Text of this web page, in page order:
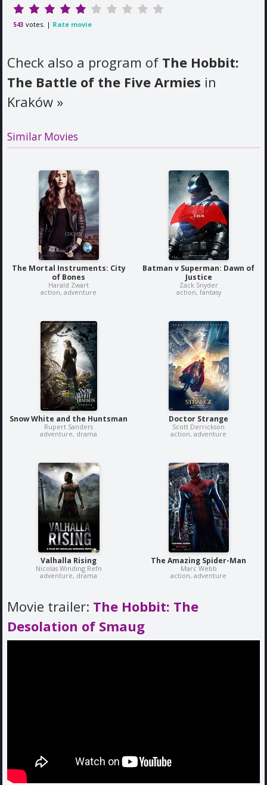
543 votes. | Rate movie
Check also a program of The Hobbit:
The Battle of the Five Armies in
Kraków »
Similar Movies
The Mortal Instruments: City
of Bones
Harald Zwart
action, adventure
Batman v Superman: Dawn of
Justice
Zack Snyder
action, fantasy
Snow White and the Huntsman
Rupert Sanders
adventure, drama
Doctor Strange
Scott Derrickson
action, adventure
Valhalla Rising
Nicolas Winding Refn
adventure, drama
The Amazing Spider-Man
Marc Webb
action, adventure
Movie trailer: The Hobbit: The
Desolation of Smaug